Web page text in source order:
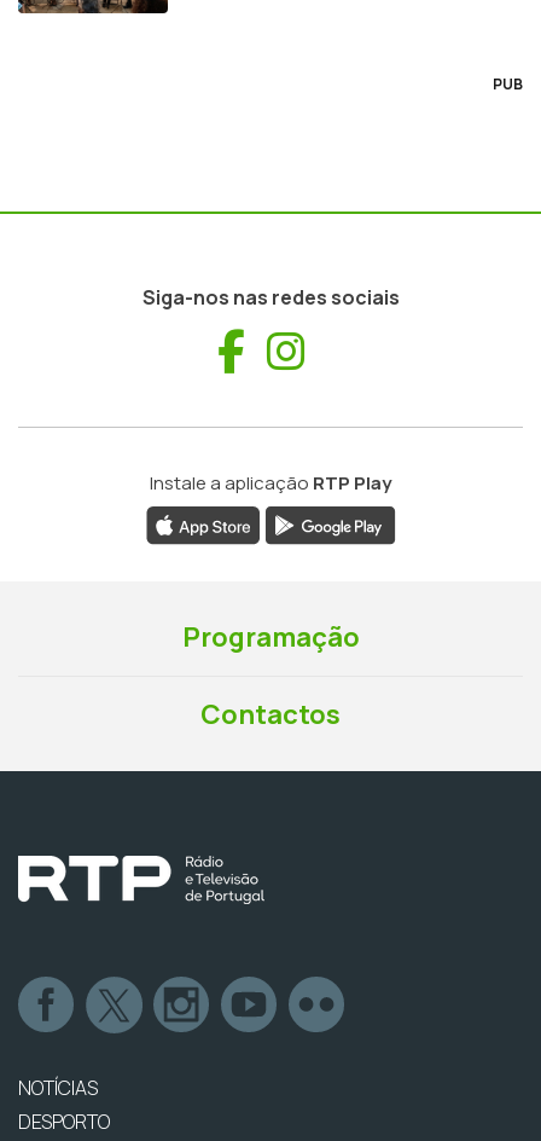
PUB
Siga-nos nas redes sociais
Facebook
Instale a aplicação RTP Play
Programação
Contactos
NOTÍCIAS
DESPORTO